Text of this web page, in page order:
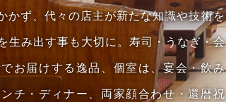
かず、代々の店主が新たな知識や技術を
生み出す事も大切に。寿司・うなぎ・会
お届けする逸品、個室は、宴会・飲み
チ・ディナー、両家顔合わせ・還暦祝